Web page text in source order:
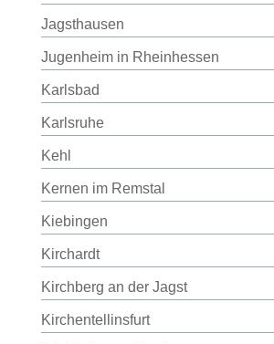
Jagsthausen
Jugenheim in Rheinhessen
Karlsbad
Karlsruhe
Kehl
Kernen im Remstal
Kiebingen
Kirchardt
Kirchberg an der Jagst
Kirchentellinsfurt